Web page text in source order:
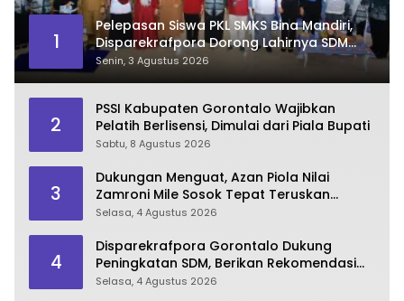
1
Pelepasan Siswa PKL SMKS Bina Mandiri,
Disparekrafpora Dorong Lahirnya SDM
Pariwisata Unggul
Senin, 3 Agustus 2026
2
PSSI Kabupaten Gorontalo Wajibkan
Pelatih Berlisensi, Dimulai dari Piala Bupati
Sabtu, 8 Agustus 2026
3
Dukungan Menguat, Azan Piola Nilai
Zamroni Mile Sosok Tepat Teruskan
Pembangunan Bone Bolango
Selasa, 4 Agustus 2026
4
Disparekrafpora Gorontalo Dukung
Peningkatan SDM, Berikan Rekomendasi
Studi S3 bagi Pegawai
Selasa, 4 Agustus 2026